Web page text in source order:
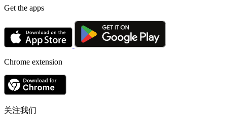
Get the apps
Chrome extension
关注我们